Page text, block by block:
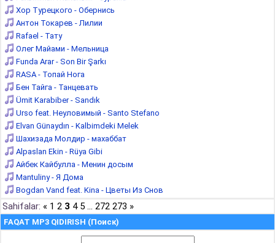
Хор Турецкого - Обернись
Антон Токарев - Лилии
Rafael - Тату
Олег Майами - Мельница
Funda Arar - Son Bir Şarkı
RASA - Топай Нога
Бен Тайга - Танцевать
Ümit Karabiber - Sandık
Urso feat. Неуловимый - Santo Stefano
Elvan Günaydın - Kalbimdeki Melek
Шахизада Молдир - махаббат
Alpaslan Ekin - Rüya Gibi
Айбек Кайбулла - Менин досым
Mantuliny - Я Дома
Bogdan Vand feat. Kina - Цветы Из Снов
Sahifalar: « 1 2 3 4 5 ... 272 273 »
FAQAT MP3 QIDIRISH (Поиск)